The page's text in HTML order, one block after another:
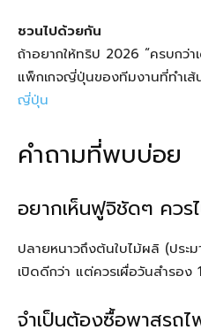
ชวนไปด้วยกัน
ถ้าอยากให้ทริป 2026 “ครบกว่
แพ็กเกจญี่ปุ่นของทีมงานที่ทำเส้
ญี่ปุ่น
คำถามที่พบบ่อย
อยากเห็นฟูจิชัดๆ ควร
ปลายหนาวถึงต้นใบไม้ผลิ (ปร
เปิดดีกว่า แต่ควรเผื่อวันสำรอง
จำเป็นต้องซื้อพาสรถไ